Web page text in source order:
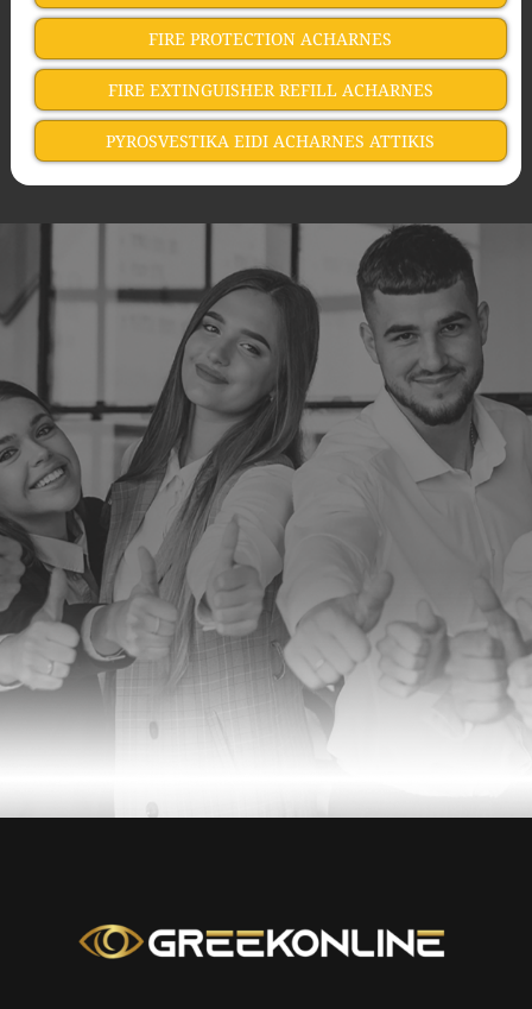
FIRE PROTECTION ACHARNES
FIRE EXTINGUISHER REFILL ACHARNES
PYROSVESTIKA EIDI ACHARNES ATTIKIS